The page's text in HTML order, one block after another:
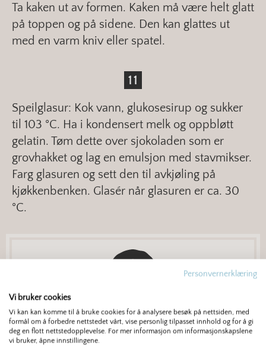
Ta kaken ut av formen. Kaken må være helt glatt
på toppen og på sidene. Den kan glattes ut
med en varm kniv eller spatel.
Speilglasur: Kok vann, glukosesirup og sukker
til 103 °C. Ha i kondensert melk og oppbløtt
gelatin. Tøm dette over sjokoladen som er
grovhakket og lag en emulsjon med stavmikser.
Farg glasuren og sett den til avkjøling på
kjøkkenbenken. Glasér når glasuren er ca. 30
°C.
Tips: Istedenfor speilglasur kan du lage
gelélokk av 4 plater gelatin, 2 dl saft av bær
eller frukt og evt. litt sukker. Legg
Personvernerklæring
Vi bruker cookies
Vi kan kan komme til å bruke cookies for å analysere besøk på nettsiden, med
formål om å forbedre nettstedet vårt, vise personlig tilpasset innhold og for å gi
deg en flott nettstedopplevelse. For mer informasjon om informasjonskapslene
vi bruker, åpne innstillingene.